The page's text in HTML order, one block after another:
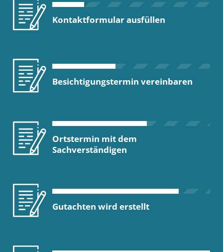
Kontaktformular ausfüllen
Besichtigungstermin vereinbaren
Ortstermin mit dem
Sachverständigen
Gutachten wird erstellt